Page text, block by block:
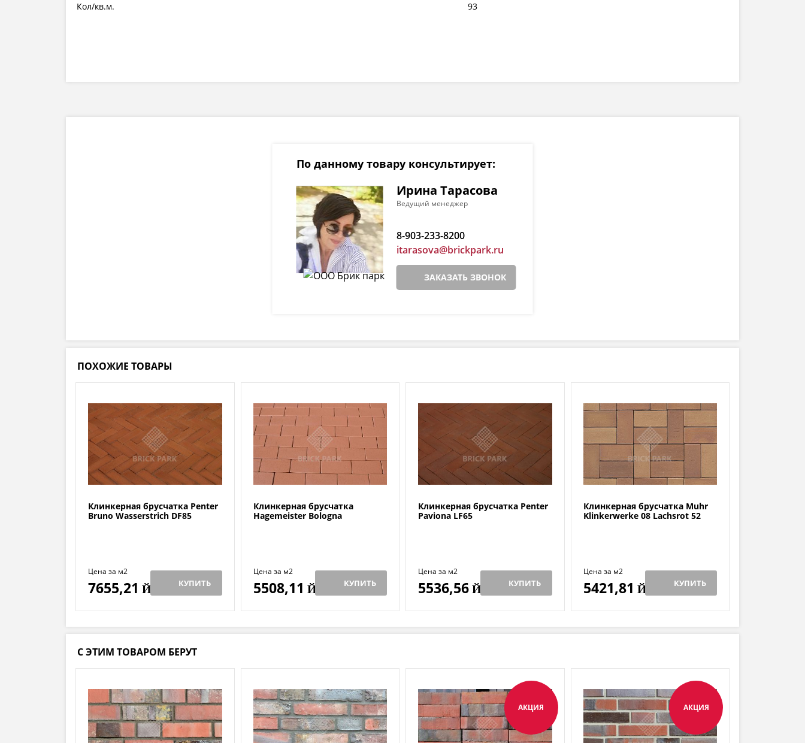
Кол/кв.м.
93
По данному товару консультирует:
Ирина Тарасова
Ведущий менеджер
8-903-233-8200
itarasova@brickpark.ru
ЗАКАЗАТЬ ЗВОНОК
ПОХОЖИЕ ТОВАРЫ
Клинкерная брусчатка Penter
Bruno Wasserstrich DF85
Цена за м2
7655,21 Й КУПИТЬ
Клинкерная брусчатка
Hagemeister Bologna
Цена за м2
5508,11 Й КУПИТЬ
Клинкерная брусчатка Penter
Paviona LF65
Цена за м2
5536,56 Й КУПИТЬ
Клинкерная брусчатка Muhr
Klinkerwerke 08 Lachsrot 52
Цена за м2
5421,81 Й КУПИТЬ
С ЭТИМ ТОВАРОМ БЕРУТ
АКЦИЯ АКЦИЯ